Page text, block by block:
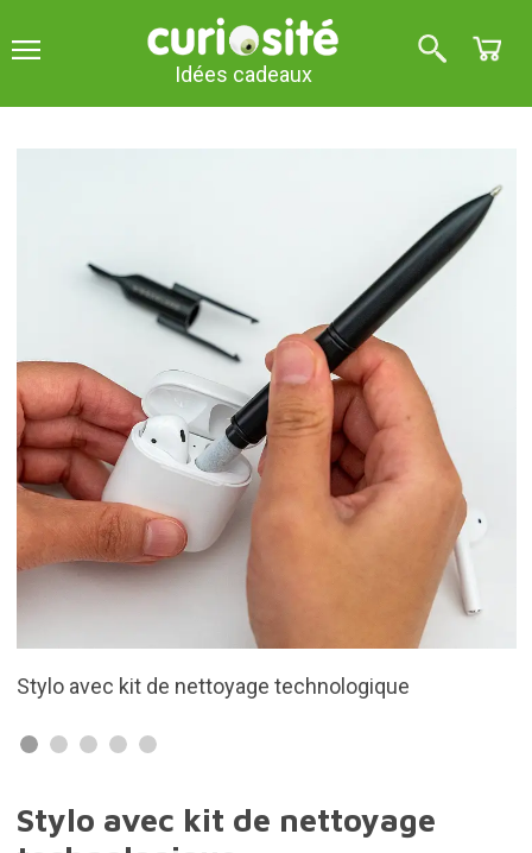
Idées cadeaux
Compact et pratique
Stylo avec kit de nettoyage